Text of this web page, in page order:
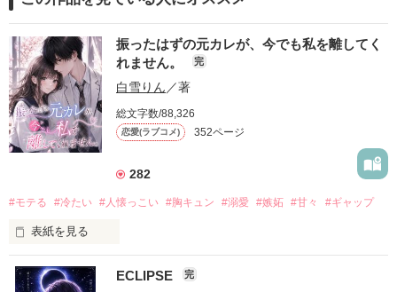
振ったはずの元カレが、今でも私を離してく
れません。
完
白雪りん ／著
総文字数/88,326
恋愛(ラブコメ) 352ページ
282
#モテる #冷たい #人懐っこい #胸キュン #溺愛 #嫉妬 #甘々 #ギャップ
表紙を見る
「好きだったから、別れを選んだ。」
ECLIPSE 完